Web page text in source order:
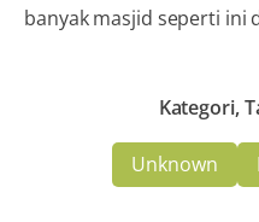
banyak masjid seperti ini
Kategori,
Unknown